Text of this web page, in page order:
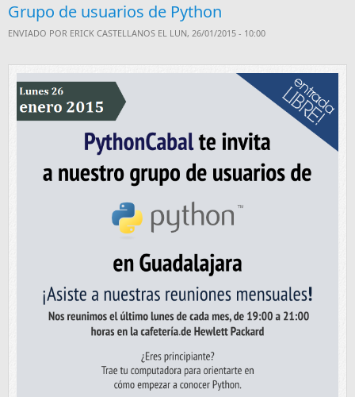
Grupo de usuarios de Python
ENVIADO POR ERICK CASTELLANOS EL LUN, 26/01/2015 - 10:00